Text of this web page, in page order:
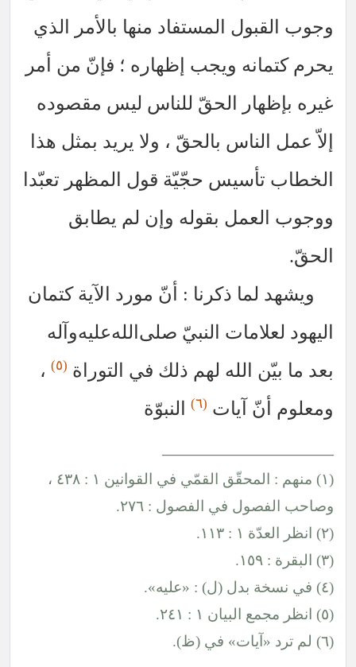
المستفاد منها بالأمر الذي
ويجب إظهاره ؛ فإنّ من أمر
الحقّ للناس ليس مقصوده
بالحقّ ، ولا يريد بمثل هذا
حجّيّة قول المظهر تعبّدا
بقوله وإن لم يطابق
ذكرنا : أنّ مورد الآية كتمان
النبيّصلى‌الله‌عليه‌وآله
الله لهم ذلك في التوراة (٥)
،
آيات
النبوّة
(١) منهم : المحقّق القمّي في القوانين ١ : ٤٣٨ ،
في الفصول : ٢٧٦.